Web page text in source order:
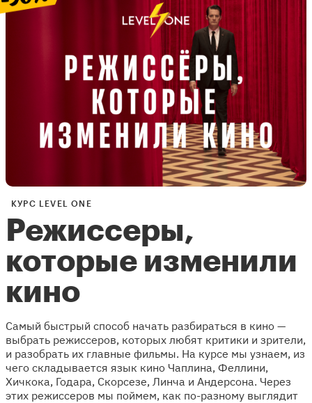
КУРС LEVEL ONE
Режиссеры,
которые изменили
кино
Самый быстрый способ начать разбираться в кино —
выбрать режиссеров, которых любят критики и зрители,
и разобрать их главные фильмы. На курсе мы узнаем, из
чего складывается язык кино Чаплина, Феллини,
Хичкока, Годара, Скорсезе, Линча и Андерсона. Через
этих режиссеров мы поймем, как по-разному выглядит